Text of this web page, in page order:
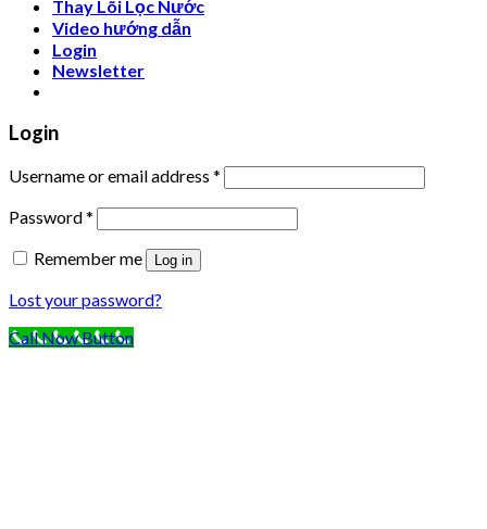
Thay Lõi Lọc Nước
Video hướng dẫn
Login
Newsletter
Login
Username or email address *
Password*
Remember me
Log in
Lost your password?
Call Now Button